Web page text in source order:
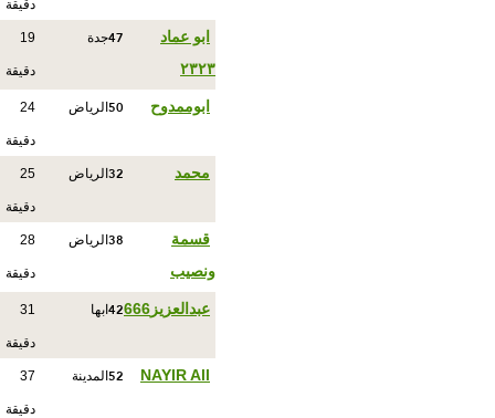
دقيقة
ابو عماد
٢٣٢٣
47جدة 19
دقيقة
ابوممدوح 50 الرياض 24
دقيقة
‏محمد 32 الرياض 25
دقيقة
قسمة
ونصيب
38 الرياض 28
دقيقة
عبدالعزيز666 42 ابها 31
دقيقة
NAYIR All
52 المدينة 37
دقيقة